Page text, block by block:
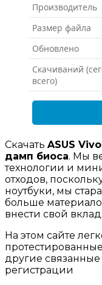
Производитель
Размер файла
Обновлено
Скачиваний
всего)
Скачать ASUS
дамп биоса. Мы
технологии и
отходов,
ноутбуки, мы
больше
внести свой вклад.
На этом сайте
другие
регистрации